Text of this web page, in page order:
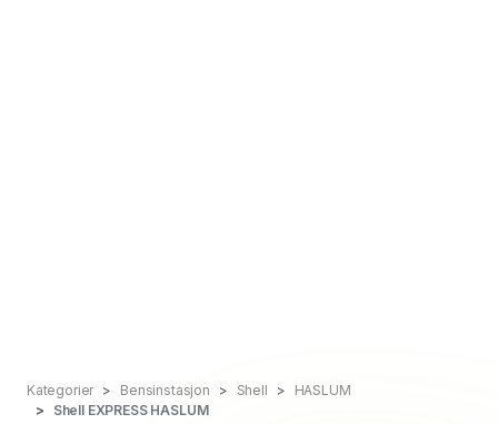
Kategorier Bensinstasjon Shell
HASLUM
Shell EXPRESS HASLUM